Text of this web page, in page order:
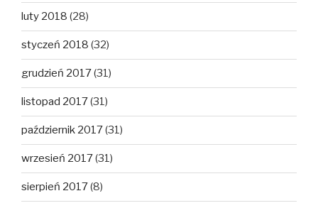
luty 2018 (28)
styczeń 2018 (32)
grudzień 2017(31)
listopad 2017(31)
październik 2017(31)
wrzesień 2017(31)
sierpień 2017(8)